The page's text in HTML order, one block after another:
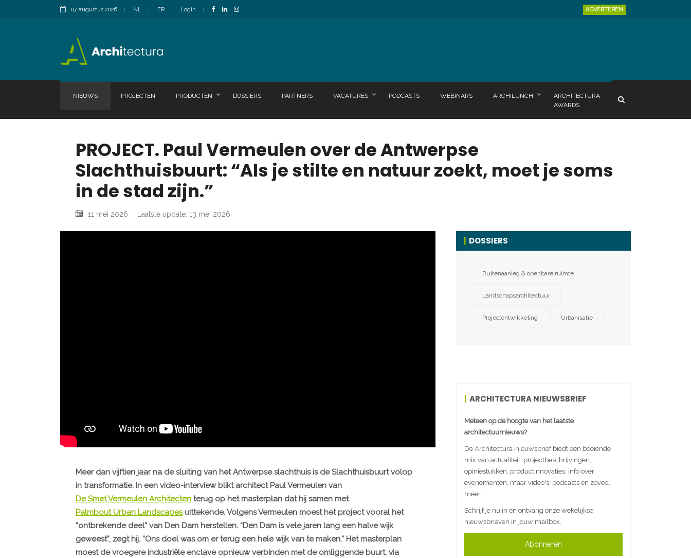
07 augustus 2026 NL FR Login ADVERTEREN
NIEUWS PROJECTEN PRODUCTEN DOSSIERS PARTNERS VACATURES PODCASTS WEBINARS ARCHILUNCH
ARCHITECTURA
AWARDS
PROJECT. Paul Vermeulen over de Antwerpse
Slachthuisbuurt: “Als je stilte en natuur zoekt, moet je soms
in de stad zijn.”
11 mei 2026 Laatste update: 13 mei 2026
Meer dan vijftien jaar na de sluiting van het Antwerpse slachthuis is de Slachthuisbuurt volop
in transformatie. In een video-interview blikt architect Paul Vermeulen van
De Smet Vermeulen Architecten terug op het masterplan dat hij samen met
Palmbout Urban Landscapesuittekende. Volgens Vermeulen moest het project vooral het
“ontbrekende deel” van Den Dam herstellen. “Den Dam is vele jaren lang een halve wijk
geweest”, zegt hij. “Ons doel was om er terug een hele wijk van te maken.” Het masterplan
moest de vroegere industriële enclave opnieuw verbinden met de omliggende buurt, via
DOSSIERS
Buitenaanleg & openbare ruimte
Landschapsarchitectuur
Projectontwikkeling Urbanisatie
ARCHITECTURA NIEUWSBRIEF
Meteen op de hoogte van het laatste
architectuurnieuws?
De Architectura-nieuwsbrief biedt een boeiende
mix van actualiteit, projectbeschrijvingen,
opiniestukken, productinnovaties, info over
evenementen, maar video's, podcasts en zoveel
meer.
Schrijf je nu in en ontvang onze wekelijkse
nieuwsbrieven in jouw mailbox.
Abonneren